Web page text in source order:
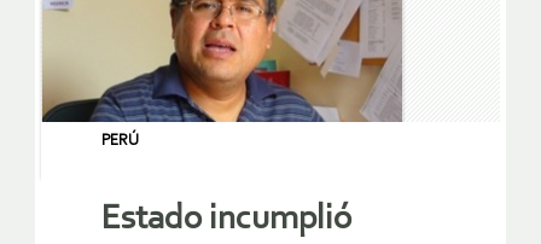
PERÚ
Estado incumplió